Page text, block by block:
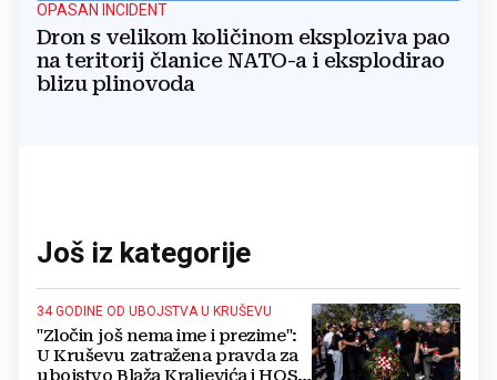
OPASAN INCIDENT
Dron s velikom količinom eksploziva pao
na teritorij članice NATO-a i eksplodirao
blizu plinovoda
Još iz kategorije
34 GODINE OD UBOJSTVA U KRUŠEVU
"Zločin još nema ime i prezime":
U Kruševu zatražena pravda za